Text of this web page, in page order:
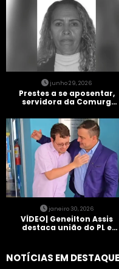
junho 29, 2026
Prestes a se aposentar,
servidora da Comurg
entra em protocolo de
morte encefálica
janeiro 30, 2026
VÍDEO| Geneilton Assis
destaca união do PL e
NOTÍCIAS EM DESTAQUE